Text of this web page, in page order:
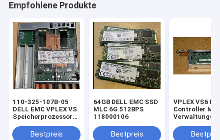
Empfohlene Produkte
110-325-107B-05
DELL EMC VPLEX VS
Speicherprozessor
/ Speicher VPLEX
Bestpreis
64GB DELL EMC SSD
MLC 6G 512BPS
118000106
Bestpreis
VPLEX VS6
Controller
MLC SSD